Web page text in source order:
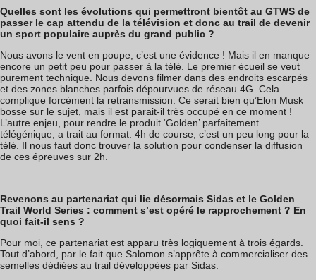
Quelles sont les évolutions qui permettront bientôt au GTWS de
passer le cap attendu de la télévision et donc au trail de devenir
un sport populaire auprès du grand public ?
Nous avons le vent en poupe, c’est une évidence ! Mais il en manque
encore un petit peu pour passer à la télé. Le premier écueil se veut
purement technique. Nous devons filmer dans des endroits escarpés
et des zones blanches parfois dépourvues de réseau 4G. Cela
complique forcément la retransmission. Ce serait bien qu’Elon Musk
bosse sur le sujet, mais il est parait-il très occupé en ce moment !
L’autre enjeu, pour rendre le produit ‘Golden’ parfaitement
télégénique, a trait au format. 4h de course, c’est un peu long pour la
télé. Il nous faut donc trouver la solution pour condenser la diffusion
de ces épreuves sur 2h.
Revenons au partenariat qui lie désormais Sidas et le Golden
Trail World Series : comment s’est opéré le rapprochement ? En
quoi fait-il sens ?
Pour moi, ce partenariat est apparu très logiquement à trois égards.
Tout d’abord, par le fait que Salomon s’apprête à commercialiser des
semelles dédiées au trail développées par Sidas.